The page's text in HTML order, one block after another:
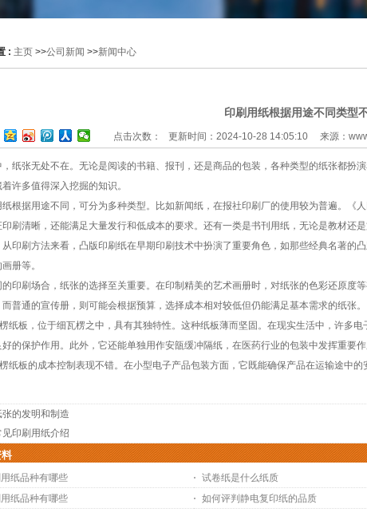
: 主页 >>公司新闻 >>新闻中心
印刷用纸根据用途不同类型
点击次数： 更新时间：2024-10-28 14:05:10 来源：
张无处不在。无论是阅读的书籍、报刊，还是商品的包装，各种类型的纸张都扮演
许多值得深入挖掘的知识。
据用途不同，可分为多种类型。比如新闻纸，在报社印刷厂的使用较为普遍。《人
刷清晰，还能满足大量发行和低成本的要求。还有一类是书刊用纸，无论是教材还
印刷方法来看，凸版印刷纸在早期印刷技术中扮演了重要角色，如那些经典名著的
册等。
刷场合，纸张的选择至关重要。在印制精美的艺术画册时，对纸张的色彩还原度等
普通的宣传册，则可能会根据预算，选择成本相对较低但仍能满足基本需求的纸张。
，位于细瓦楞之中，具有其独特性。这种纸板薄而坚固。在现实生活中，许多电
的保护作用。此外，它还能单独用作安瓿缓冲隔纸，在医药行业的包装中发挥重要
的成本控制表现不错。在小型电子产品包装方面，它既能确保产品在运输途中的
张的发明和制造
见印刷用纸介绍
纸品种有哪些
试卷纸是什么纸质
纸品种有哪些
如何评判静电复印纸的品质